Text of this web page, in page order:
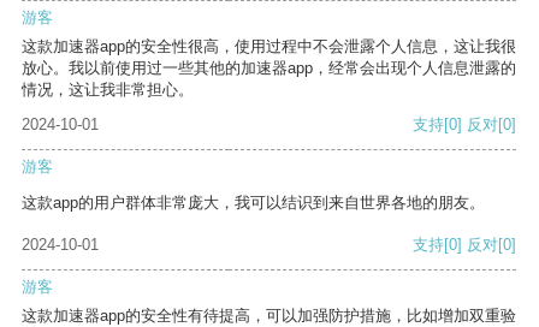
游客
这款加速器app的安全性很高，使用过程中不会泄露个人信息，这让我很
放心。我以前使用过一些其他的加速器app，经常会出现个人信息泄露的
情况，这让我非常担心。
2024-10-01
支持[0] 反对[0]
游客
这款app的用户群体非常庞大，我可以结识到来自世界各地的朋友。
2024-10-01 支持[0] 反对[0]
游客
这款加速器app的安全性有待提高，可以加强防护措施，比如增加双重验